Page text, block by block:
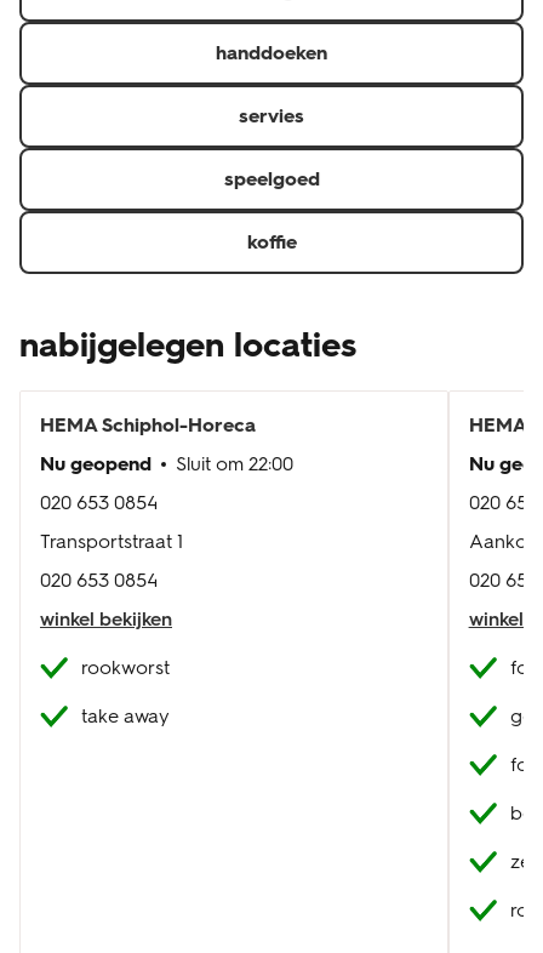
handdoeken
servies
speelgoed
koffie
nabijgelegen locaties
HEMA Schiphol-Horeca
Nu geopend
Sluit om 22:00
020 653 0854
Transportstraat 1
020 653 0854
winkel bekijken
rookworst
take away
HEMA
Nu
020 653
020 653
winkel